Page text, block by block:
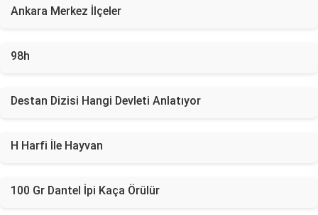
Ankara Merkez İlçeler
98h
Destan Dizisi Hangi Devleti Anlatıyor
H Harfi İle Hayvan
100 Gr Dantel İpi Kaça Örülür